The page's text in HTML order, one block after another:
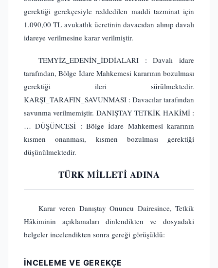
gerektiği gerekçesiyle reddedilen maddi tazminat için
1.090,00 TL avukatlık ücretinin davacıdan alınıp davalı
idareye verilmesine karar verilmiştir.
TEMYİZ_EDENİN_İDDİALARI : Davalı idare
tarafından, Bölge İdare Mahkemesi kararının bozulması
gerektiği ileri sürülmektedir.
KARŞI_TARAFIN_SAVUNMASI : Davacılar tarafından
savunma verilmemiştir. DANIŞTAY TETKİK HAKİMİ :
… DÜŞÜNCESİ : Bölge İdare Mahkemesi kararının
kısmen onanması, kısmen bozulması gerektiği
düşünülmektedir.
TÜRK MİLLETİ ADINA
Karar veren Danıştay Onuncu Dairesince, Tetkik
Hâkiminin açıklamaları dinlendikten ve dosyadaki
belgeler incelendikten sonra gereği görüşüldü:
İNCELEME VE GEREKÇE